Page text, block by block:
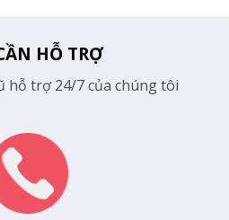
HỖ TRỢ
hỗ trợ 24/7 của chúng tôi